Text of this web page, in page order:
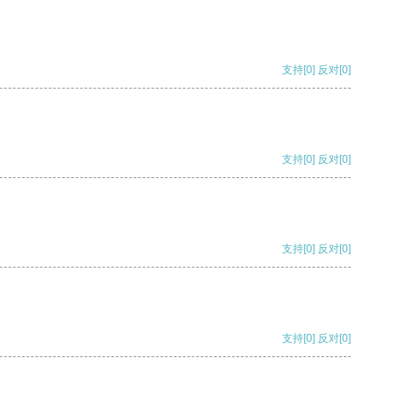
支持[0] 反对[0]
支持[0] 反对[0]
支持[0] 反对[0]
支持[0] 反对[0]